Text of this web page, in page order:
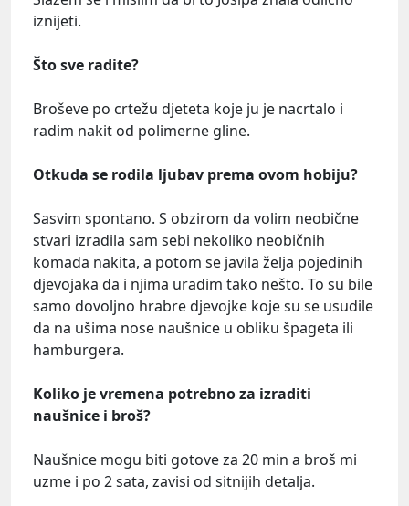
iznijeti.
Što sve radite?
Broševe po crtežu djeteta koje ju je nacrtalo i
radim nakit od polimerne gline.
Otkuda se rodila ljubav prema ovom hobiju?
Sasvim spontano. S obzirom da volim neobične
stvari izradila sam sebi nekoliko neobičnih
komada nakita, a potom se javila želja pojedinih
djevojaka da i njima uradim tako nešto. To su bile
samo dovoljno hrabre djevojke koje su se usudile
da na ušima nose naušnice u obliku špageta ili
hamburgera.
Koliko je vremena potrebno za izraditi
naušnice i broš?
Naušnice mogu biti gotove za 20 min a broš mi
uzme i po 2 sata, zavisi od sitnijih detalja.